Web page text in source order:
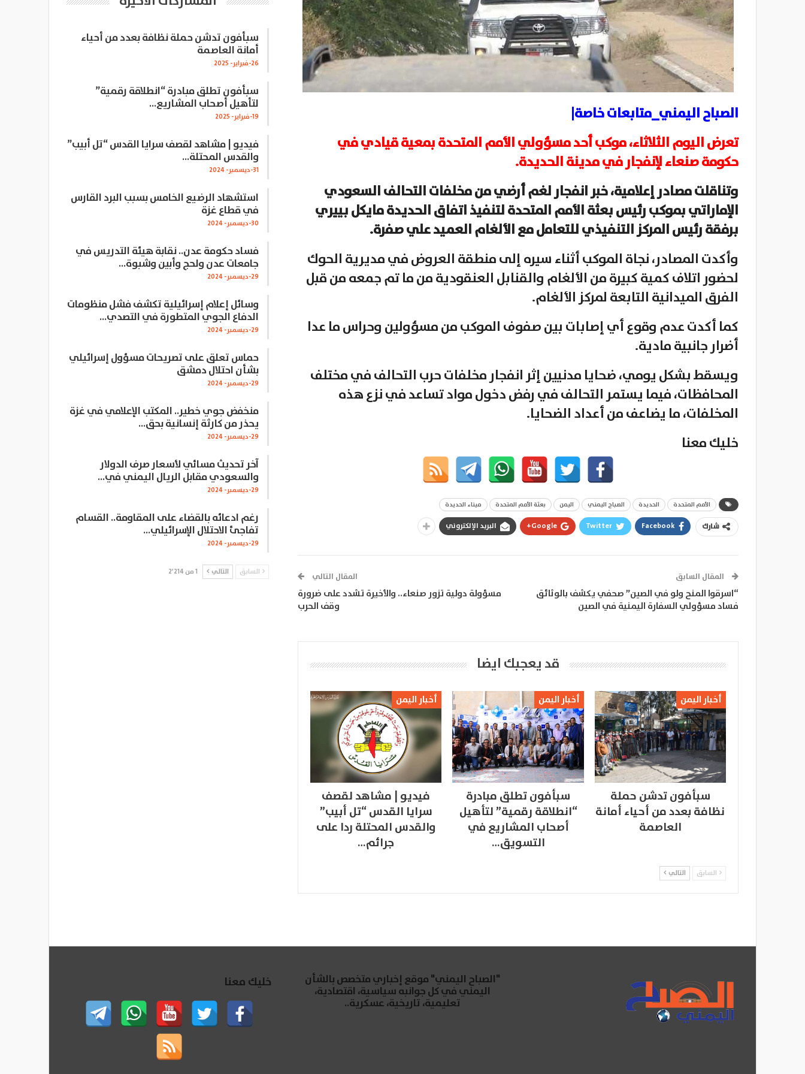
الصباح اليمني_متابعات خاصة|
تعرض اليوم الثلاثاء، موكب أحد مسؤولي الأمم المتحدة بمعية قيادي في
حكومة صنعاء لإنفجار في مدينة الحديدة.
وتناقلت مصادر إعلامية، خبر انفجار لغم أرضي من مخلفات التحالف السعودي
الإماراتي بموكب رئيس بعثة الأمم المتحدة لتنفيذ اتفاق الحديدة مايكل بييري
برفقة رئيس المركز التنفيذي للتعامل مع الألغام العميد علي صفرة.
وأكدت المصادر، نجاة الموكب أثناء سيره إلى منطقة العروض في مديرية الحوك
لحضور اتلاف كمية كبيرة من الألغام والقنابل العنقودية من ما تم جمعه من قبل
الفرق الميدانية التابعة لمركز الألغام.
كما أكدت عدم وقوع أي إصابات بين صفوف الموكب من مسؤولين وحراس ما عدا
أضرار جانبية مادية.
ويسقط بشكل يومي، ضحايا مدنيين إثر انفجار مخلفات حرب التحالف في مختلف
المحافظات، فيما يستمر التحالف في رفض دخول مواد تساعد في نزع هذه
المخلفات، ما يضاعف من أعداد الضحايا.
خليك معنا
الأمم المتحدة الحديدة الصباح اليمني اليمن بعثة الأمم المتحدة ميناء الحديدة
شارك Facebook
Twitter
Google+ البريد الإلكتروني
المقال السابق
“اسرقوا المنح ولو في الصين” صحفي يكشف بالوثائق
فساد مسؤولي السفارة اليمنية في الصين
المقال التالي
مسؤولة دولية تزور صنعاء.. والأخيرة تشدد على ضرورة
وقف الحرب
قد يعجبك ايضا
أخبار اليمن
سبأفون تدشن حملة
نظافة بعدد من أحياء أمانة
العاصمة
أخبار اليمن
سبأفون تطلق مبادرة
“انطلاقة رقمية” لتأهيل
أصحاب المشاريع في
التسويق…
أخبار اليمن
فيديو | مشاهد لقصف
سرايا القدس “تل أبيب”
والقدس المحتلة ردا على
جرائم…
السابق التالي
سبأفون تدشن حملة نظافة بعدد من أحياء
أمانة العاصمة
26-فبراير- 2025
سبأفون تطلق مبادرة “انطلاقة رقمية”
لتأهيل أصحاب المشاريع…
19-فبراير- 2025
فيديو | مشاهد لقصف سرايا القدس “تل أبيب”
والقدس المحتلة…
31-ديسمبر- 2024
استشهاد الرضيع الخامس بسبب البرد القارس
في قطاع غزة
30-ديسمبر- 2024
فساد حكومة عدن.. نقابة هيئة التدريس في
جامعات عدن ولحج وأبين وشبوة…
29-ديسمبر- 2024
وسائل إعلام إسرائيلية تكشف فشل منظومات
الدفاع الجوي المتطورة في التصدي…
29-ديسمبر- 2024
حماس تعلق على تصريحات مسؤول إسرائيلي
بشأن احتلال دمشق
29-ديسمبر- 2024
منخفض جوي خطير.. المكتب الإعلامي في غزة
يحذر من كارثة إنسانية بحق…
29-ديسمبر- 2024
آخر تحديث مسائي لأسعار صرف الدولار
والسعودي مقابل الريال اليمني في…
29-ديسمبر- 2024
رغم ادعائه بالقضاء على المقاومة.. القسام
تفاجئ الاحتلال الإسرائيلي…
29-ديسمبر- 2024
السابق التالي 1 من 2٬214
"الصباح اليمني" موقع إخباري متخصص بالشأن
اليمني في كل جوانبه سياسية، اقتصادية،
تعليمية، تاريخية، عسكرية..
خليك معنا